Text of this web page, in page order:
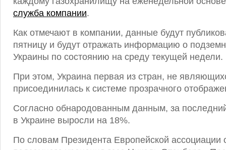
служба компании.
Как отмечают в компании, данные будут
пятницу и будут отражать информацию о
Украины по состоянию на среду текущей недели.
При этом, Украина первая из стран, не
присоединилась к системе прозрачного
Согласно обнародованным данным, за
в Украине выросли на 18%.
По словам Президента Европейской ассоциации